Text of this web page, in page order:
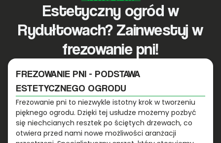
Estetyczny ogród w
Rydułtowach? Zainwestuj w
frezowanie pni!
FREZOWANIE PNI - PODSTAWA
ESTETYCZNEGO OGRODU
Frezowanie pni to niezwykle istotny krok w tworzeniu
pięknego ogrodu. Dzięki tej usłudze możemy pozbyć
się niechcianych resztek po ściętych drzewach, co
otwiera przed nami nowe możliwości aranżacji